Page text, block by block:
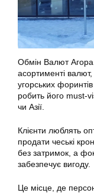
Обмін Валют Агора
асортименті
угорських
робить його must-
чи Азії.
Клієнти люблять
продати чеські
без затримок, а
забезпечує вигоду.
Це місце, де